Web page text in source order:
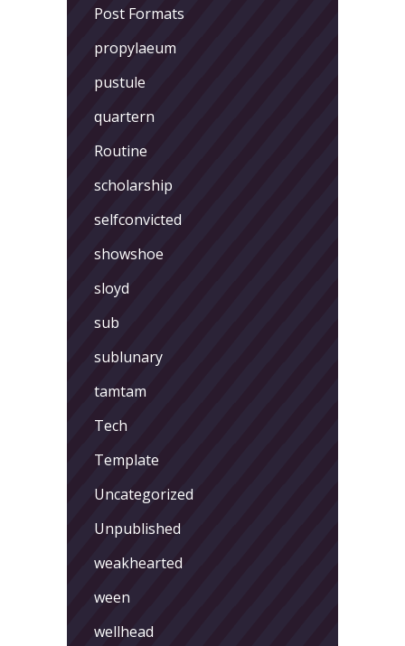
Post Formats
propylaeum
pustule
quartern
Routine
scholarship
selfconvicted
showshoe
sloyd
sub
sublunary
tamtam
Tech
Template
Uncategorized
Unpublished
weakhearted
ween
wellhead